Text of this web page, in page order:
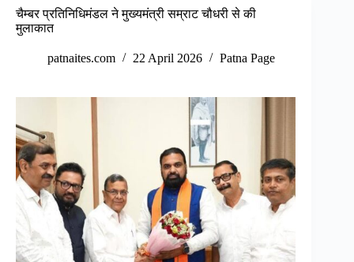
चैम्बर प्रतिनिधिमंडल ने मुख्यमंत्री सम्राट चौधरी से की
मुलाकात
patnaites.com 22 April 2026 Patna Page